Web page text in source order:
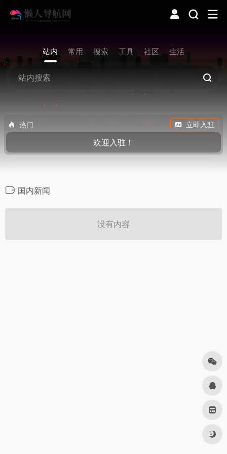
站内 常用 搜索 工具 社区 生活
热门 立即入驻
欢迎入驻！
国内新闻
没有内容